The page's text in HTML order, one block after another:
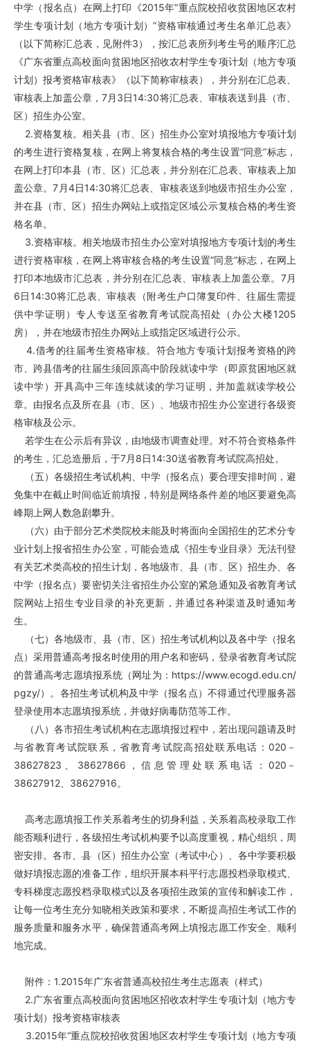
中学（报名点）在网上打印《2015年“重点院校招收贫困地区农村
学生专项计划（地方专项计划）”资格审核通过考生名单汇总表》
（以下简称汇总表，见附件3），按汇总表所列考生号的顺序汇总
《广东省重点高校面向贫困地区招收农村学生专项计划（地方专项
计划）报考资格审核表》（以下简称审核表），并分别在汇总表、
审核表上加盖公章，7月3日14:30将汇总表、审核表送到县（市、
区）招生办公室。
2.资格复核。相关县（市、区）招生办公室对填报地方专项计划
的考生进行资格复核，在网上将复核合格的考生设置“同意”标志，
在网上打印本县（市、区）汇总表，并分别在汇总表、审核表上加
盖公章。7月4日14:30将汇总表、审核表送到地级市招生办公室，
并在县（市、区）招生办网站上或指定区域公示复核合格的考生资
格名单。
3.资格审核。相关地级市招生办公室对填报地方专项计划的考生
进行资格审核，在网上将审核合格的考生设置“同意”标志，在网上
打印本地级市汇总表，并分别在汇总表、审核表上加盖公章。7月
6日14:30将汇总表、审核表（附考生户口簿复印件、往届生需提
供中学证明）专人专送至省教育考试院高招处（办公大楼1205
房），并在地级市招生办网站上或指定区域进行公示。
4.借考的往届考生资格审核。符合地方专项计划报考资格的跨
市、跨县借考的往届生须回原高中阶段就读中学（即原贫困地区就
读中学）开具高中三年连续就读的学习证明，并加盖就读学校公
章。由报名点及所在县（市、区）、地级市招生办公室进行各级资
格审核及公示。
若学生在公示后有异议，由地级市调查处理。对不符合资格条件
的考生，汇总造册后，于7月8日14:30送省教育考试院高招处。
（五）各级招生考试机构、中学（报名点）要合理安排时间，避
免集中在截止时间临近前填报，特别是网络条件差的地区要避免高
峰期上网人数急剧攀升。
（六）由于部分艺术类院校未能及时将面向全国招生的艺术分专
业计划上报省招生办公室，可能会造成《招生专业目录》无法刊登
有关艺术类高校的招生计划，各地级市、县（市、区）招生办、各
中学（报名点）要密切关注省招生办公室的紧急通知及省教育考试
院网站上招生专业目录的补充更新，并通过各种渠道及时通知考
生。
（七）各地级市、县（市、区）招生考试机构以及各中学（报名
点）采用普通高考报名时使用的用户名和密码，登录省教育考试院
的普通高考志愿填报系统（网址为： https://www.ecogd.edu.cn/
pgzy/）。各招生考试机构及中学（报名点）不得通过代理服务器
登录使用本志愿填报系统，并做好病毒防范等工作。
（八）各市招生考试机构在志愿填报过程中，若出现问题请及时
与省教育考试院联系，省教育考试院高招处联系电话：020－
38627823、38627866，信息管理处联系电话：020－
38627912、38627916。
高考志愿填报工作关系着考生的切身利益，关系着高校录取工作
能否顺利进行，各级招生考试机构要予以高度重视，精心组织，周
密安排。各市、县（区）招生办公室（考试中心）、各中学要积极
做好填报志愿的准备工作，组织开展本科平行志愿投档录取模式、
专科梯度志愿投档录取模式以及各项招生政策的宣传和解读工作，
让每一位考生充分知晓相关政策和要求，不断提高招生考试工作的
服务质量和服务水平，确保普通高考网上填报志愿工作安全、顺利
地完成。
附件：1.2015年广东省普通高校招生考生志愿表（样式）
2.广东省重点高校面向贫困地区招收农村学生专项计划（地方专
项计划）报考资格审核表
3.2015年“重点院校招收贫困地区农村学生专项计划（地方专项